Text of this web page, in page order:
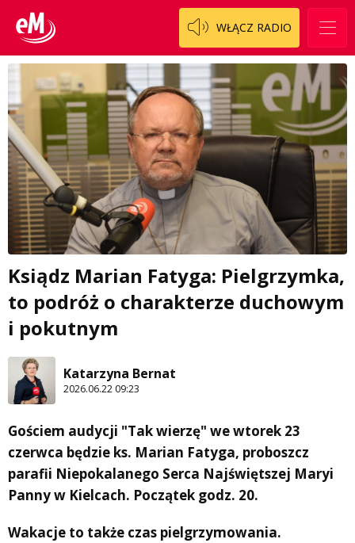
WŁĄCZ RADIO
Ksiądz Marian Fatyga: Pielgrzymka,
to podróż o charakterze duchowym
i pokutnym
Katarzyna Bernat
2026.06.22 09:23
Gościem audycji "Tak wierzę" we wtorek 23
czerwca będzie ks. Marian Fatyga, proboszcz
parafii Niepokalanego Serca Najświętszej Maryi
Panny w Kielcach. Początek godz. 20.
Wakacje to także czas pielgrzymowania.